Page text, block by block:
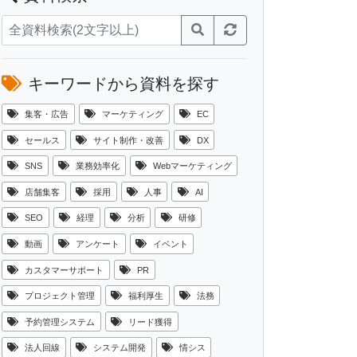
キーワードから資料を探す
集客・広告 マーケティング EC
セールス サイト制作・改善 DX
SNS 業務効率化 Webマーケティング
店舗集客 採用 人事 AI
SEO 経理 分析 研修
動画 アンケート イベント
カスタマーサポート PR
プロジェクト管理 福利厚生 法務
予約管理システム リード獲得
法人回線 システム開発 情シス